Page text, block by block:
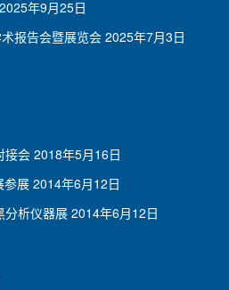
2025年9月25日
报告会暨展览会 2025年7月3日
接会 2018年5月16日
参展 2014年6月12日
分析仪器展 2014年6月12日